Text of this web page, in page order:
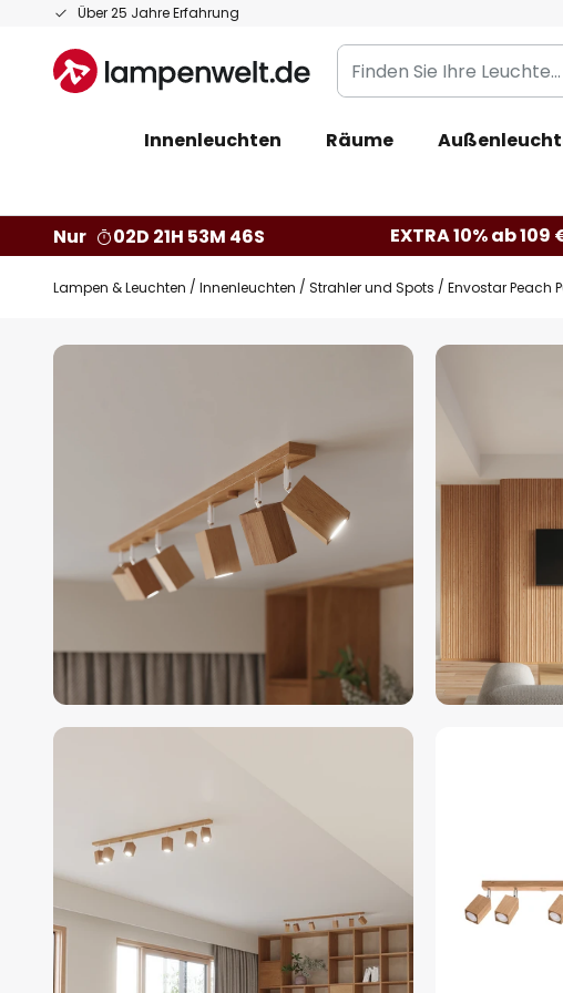
Über 25 Jahre Erfahrung
Zum
springen
Finden
Sie
Leuchte...
Innenleuchten Räume
Nur
02D 21H 53M 45S EXTRA 10% ab 109
Lampen & Leuchten Innenleuchten Strahler und Spots Envostar Peach
Zum